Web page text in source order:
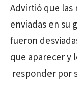
Advirtió que las
enviadas en su
fueron
que aparecer y
responder por